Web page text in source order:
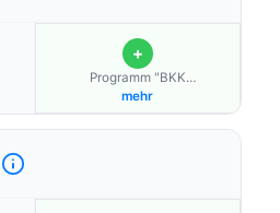
+
Programm "BKK
Kinderwunsch"
mehr